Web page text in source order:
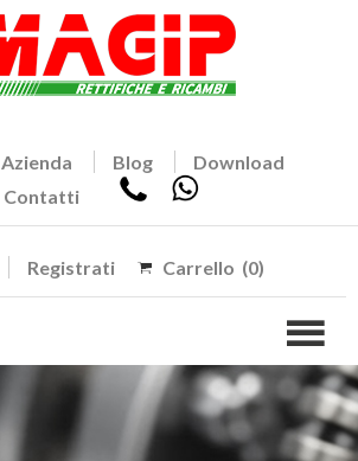
Azienda Blog
Download
Contatti
Registrati Carrello (0)